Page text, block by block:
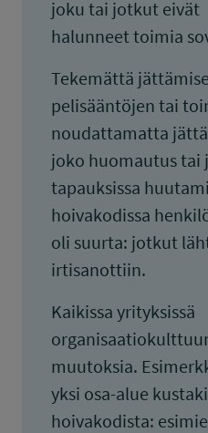
joku tai jotkut eivät
halunneet toimia
Tekemättä
pelisääntöjen tai
noudattamatta
joko huomautus tai
tapauksissa
hoivakodissa
oli suurta: jotkut
irtisanottiin.
Kaikissa yrityksissä
muutoksia.
yksi osa-alue
hoivakodista: